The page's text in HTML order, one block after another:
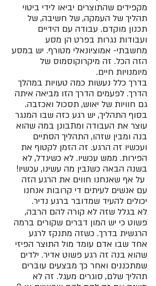
מקפידים שהתוצרים יביאו לידי ביטוי
תהליך של העמקה, של חשיבה, של
תכנון מוקדם. עבודה עם הידיים
ועבודות נגרות בפרט הן מסע
מחשבתי- אמוציונאלי מטורף. יש במסע
הזה הכל. זה מיקרוקוסמוס של
מיומנויות חיים.
בדרך כלל נעשות כמה טעויות במהלך
הדרך. לפעמים הדרך הזו מביאה איתה
גם חוויות של יאוש, תסכול ואכזבה.
בסוף התהליך, יש רגע כזה שבו המנגר
עוצר את העבודה ומתבונן במה שהוא
בנה ומבין שזהו, התהליך הסתיים
ועכשיו זה הרגע. זה הזמן לקטוף את
הפירות. ממש עכשיו. לא כשיגדל, לא
בשנה הבאה כשנבין מה עשינו, עכשיו!
על אף שאנחנו חווים את הרגע הזה
עם אנשים לעיתים די קרובות אנחנו
יכולים להעיד שמדובר ברגע נדיר.
לא בגלל שזה לא קורה להם הרבה,
פשוט כי יש המון דברים שקורים ברמה
הרגשית בדרך. כשזה מתנקז לרגע
אחד שבו אדם עומד מול התוצר הפיזי
שהוא בנה זה רגע פשוט אדיר. ילדים
שמתכננים ואחר כך מבצעים עוברים
תהליך שלם, סוגרים מעגל. זה לא